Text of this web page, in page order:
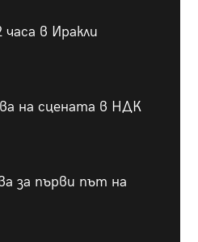
в Иракли
на сцената в НДК
за първи път на